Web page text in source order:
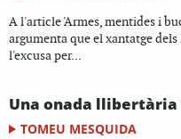
A l'article 'Armes, mentides i
argumenta que el xantatge
l'excusa per...
Una onada llibertària
TOMEU MESQUIDA